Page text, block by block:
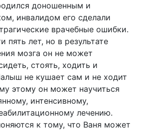
доношенным и
инвалидом его сделали
врачебные ошибки.
пять лет, но в результате
мозга он не может
стоять, ходить и
не кушает сам и не ходит
этому он может научиться
интенсивному,
лечению.
к тому, что Ваня может